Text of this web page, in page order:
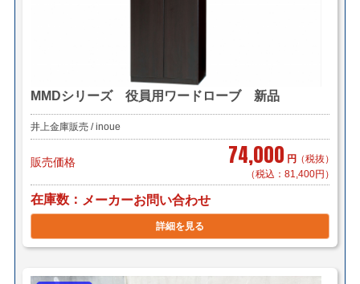
MMDシリーズ 役員用ワードローブ 新品
井上金庫販売 / inoue
販売価格 74,000 円 （税抜）
（税込：81,400円）
在庫数 メーカーお問い合わせ
詳細を見る